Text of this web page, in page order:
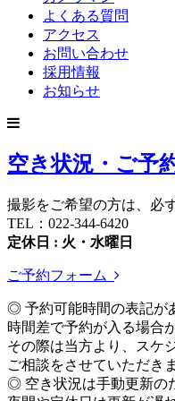
よくある質問
アクセス
お問い合わせ
採用情報
お知らせ
空き状況・ご予
撮影をご希望の方は、必
TEL：022-344-6420
定休日 : 火・水曜日
ご予約フォーム
◎ 予約可能時間の表記が
時間差で予約が入る場合
その際は当方より、スケ
ご相談をさせていただき
◎ 空き状況は手動更新の